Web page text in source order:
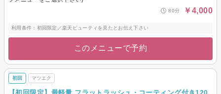
80分 ￥4,000
利用条件：初回限定／楽天ビューティを見たとお伝え下さい
このメニューで予約
初回 マツエク